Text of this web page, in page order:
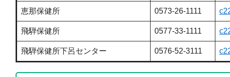
恵那保健所 0573-26-1111
飛騨保健所 0577-33-1111
飛騨保健所下呂センター 0576-52-3111